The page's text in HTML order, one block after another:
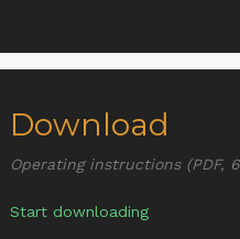
Download
Operating instructions (PDF,
Start downloading